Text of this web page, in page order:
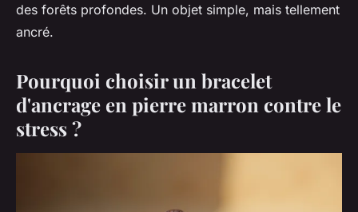
des forêts profondes. Un objet simple, mais tellement
ancré.
Pourquoi choisir un bracelet
d'ancrage en pierre marron contre le
stress ?